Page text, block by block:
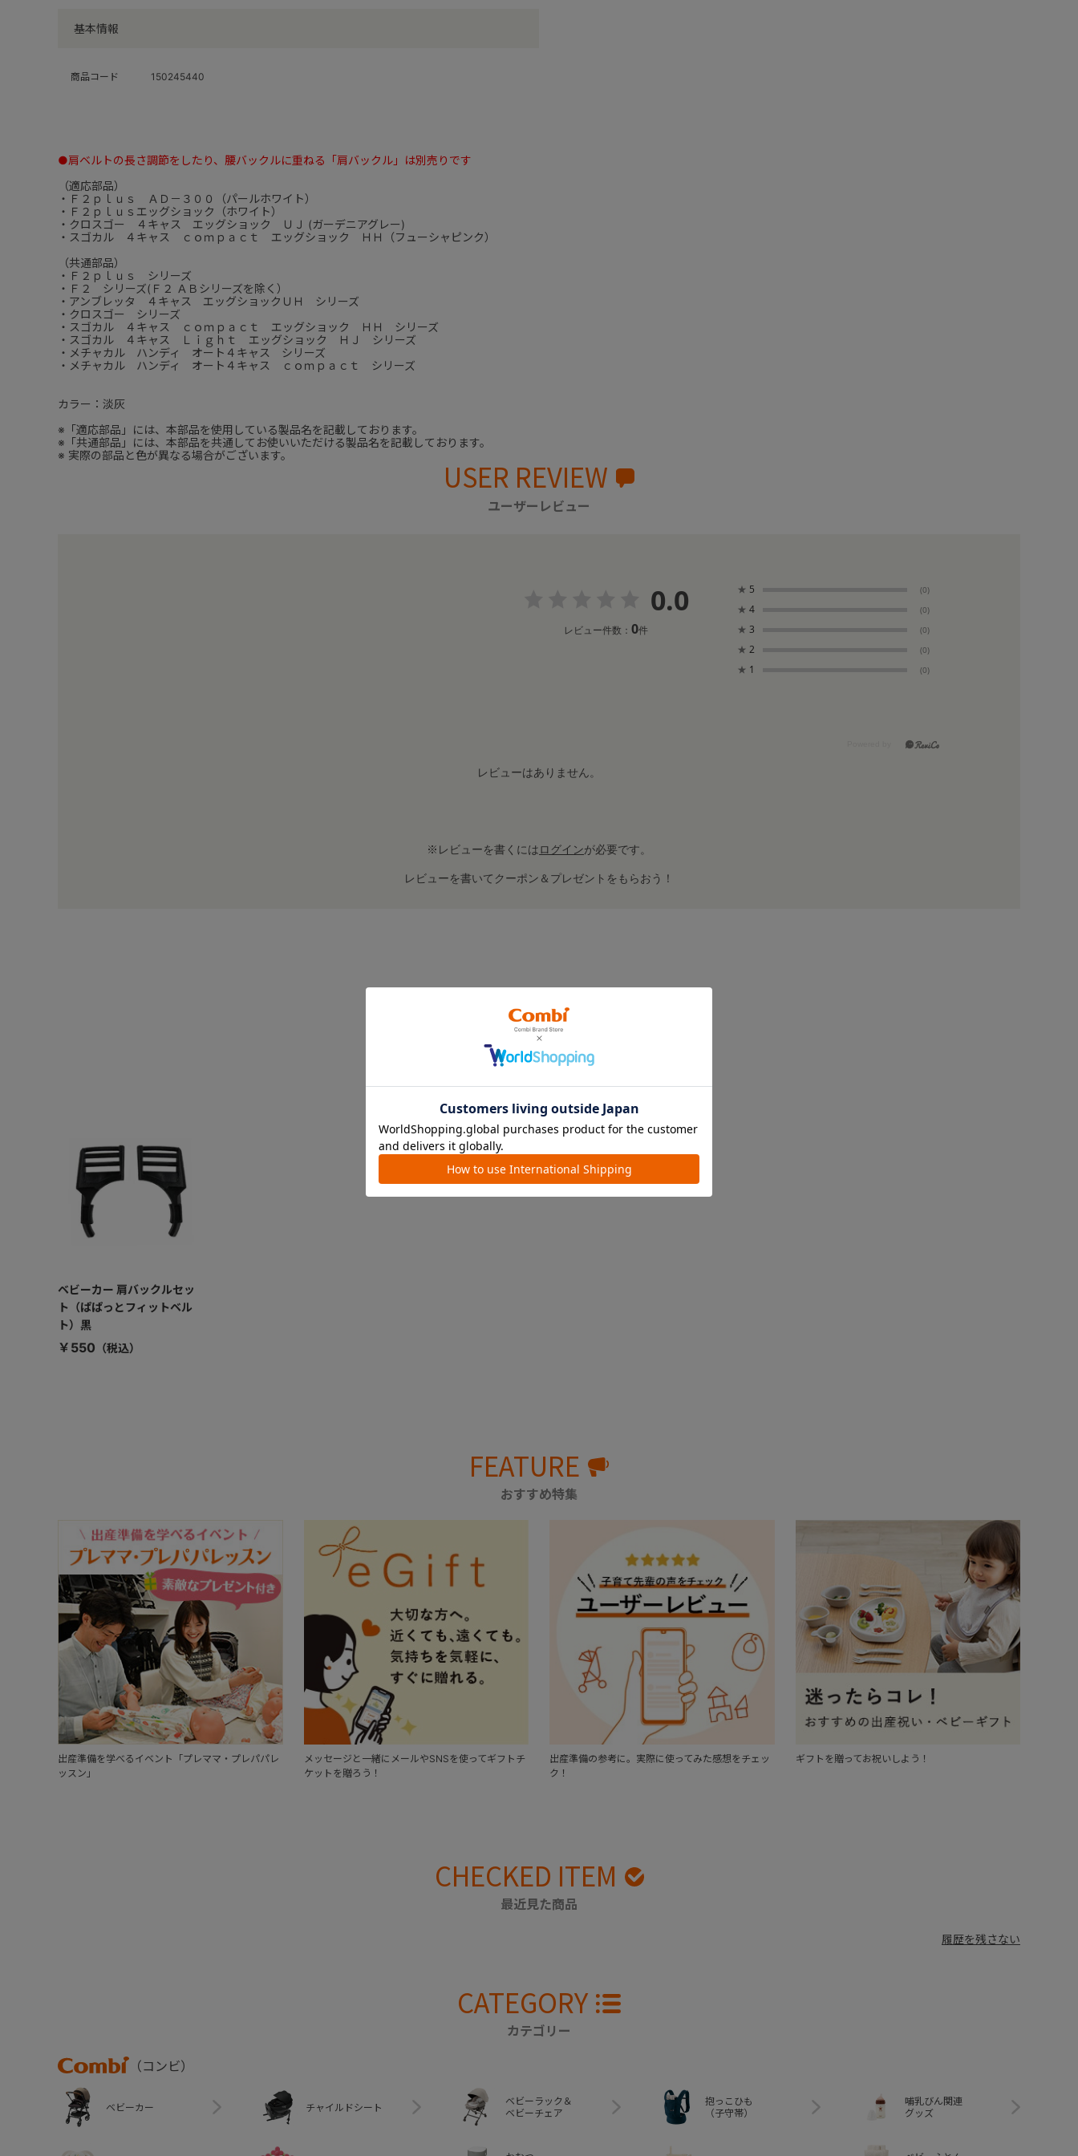
基本情報
商品コード 150245440
●肩ベルトの長さ調節をしたり、腰バックルに重ねる「肩バックル」は別売りです
（適応部品）
・Ｆ２ｐｌｕｓ ＡＤ－３００（パールホワイト）
・Ｆ２ｐｌｕｓエッグショック（ホワイト）
・クロスゴー ４キャス エッグショック ＵＪ (ガーデニアグレー)
・スゴカル ４キャス ｃｏｍｐａｃｔ エッグショック ＨＨ（フューシャピンク）
（共通部品）
・Ｆ２ｐｌｕｓ シリーズ
・Ｆ２ シリーズ(Ｆ２ ＡＢシリーズを除く）
・アンブレッタ ４キャス エッグショックＵＨ シリーズ
・クロスゴー シリーズ
・スゴカル ４キャス ｃｏｍｐａｃｔ エッグショック ＨＨ シリーズ
・スゴカル ４キャス Ｌｉｇｈｔ エッグショック ＨＪ シリーズ
・メチャカル ハンディ オート４キャス シリーズ
・メチャカル ハンディ オート４キャス ｃｏｍｐａｃｔ シリーズ
カラー：淡灰
※「適応部品」には、本部品を使用している製品名を記載しております。
※「共通部品」には、本部品を共通してお使いいただける製品名を記載しております。
※ 実際の部品と色が異なる場合がございます。
USER REVIEW
ユーザーレビュー
0.0
レビュー件数： 0件
★ 5 (0)
★ 4 (0)
★ 3 (0)
★ 2 (0)
★ 1 (0)
レビューはありません。
※レビューを書くにはログインが必要です。
レビューを書いてクーポン＆プレゼントをもらおう！
BUY TOGETHER
合わせて買いたい
ベビーカー 肩バックルセッ
ト（ぱぱっとフィットベル
ト）黒
￥550
FEATURE
おすすめ特集
出産準備を学べるイベント「プレママ・プレパパレ
ッスン」
メッセージと一緒にメールやSNSを使ってギフトチ
ケットを贈ろう！
出産準備の参考に。実際に使ってみた感想をチェッ
ク！
ギフトを贈ってお祝いしよう！
CHECKED ITEM
最近見た商品
履歴を残さない
CATEGORY
カテゴリー
Combi
（コンビ）
ベビーカー チャイルドシート
ベビーラック＆
ベビーチェア
抱っこひも
（子守帯）
哺乳びん関連
グッズ